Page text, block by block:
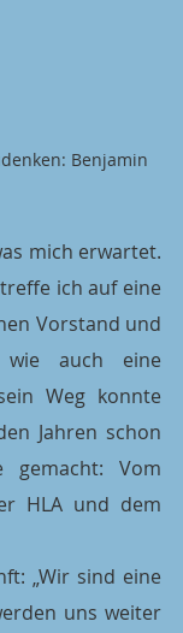
Benjamin
ich auf eine
Vorstand und
wie auch eine
Weg konnte
Jahren schon
Vom
HLA und dem
„Wir sind eine
uns weiter